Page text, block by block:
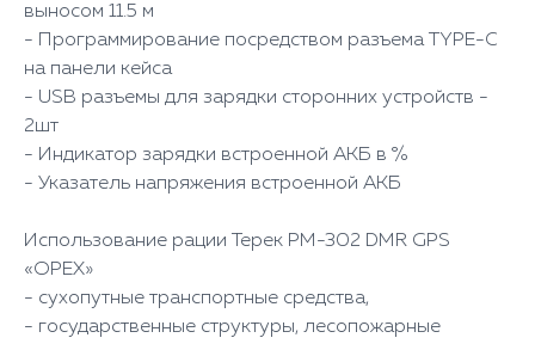
выносом 11.5 м
- Программирование посредством разъема TYPE-C
на панели кейса
- USB разъемы для зарядки сторонних устройств -
2шт
- Индикатор зарядки встроенной АКБ в %
- Указатель напряжения встроенной АКБ
Использование рации Терек РМ-302 DMR GPS
«ОРЕХ»
- сухопутные транспортные средства,
- государственные структуры, лесопожарные